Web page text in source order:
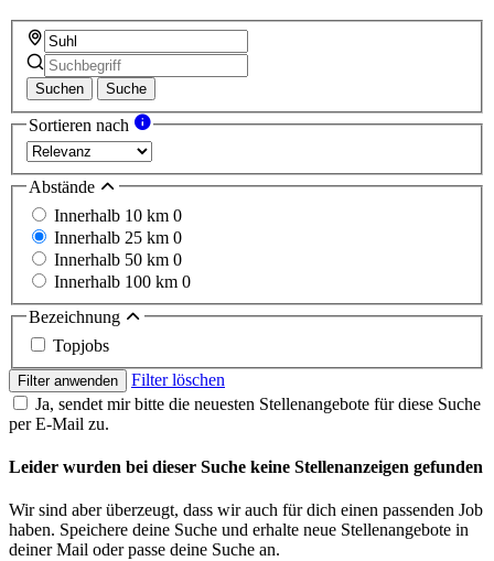
Suchen Suche
Sortieren nach
Abstände
Innerhalb 10 km 0
Innerhalb 25 km 0
Innerhalb 50 km 0
Innerhalb 100 km 0
Bezeichnung
Topjobs
Filter anwenden
Filter löschen
Ja, sendet mir bitte die neuesten Stellenangebote für diese Suche
per E-Mail zu.
Leider wurden bei dieser Suche keine Stellenanzeigen gefunden
Wir sind aber überzeugt, dass wir auch für dich einen passenden Job
haben. Speichere deine Suche und erhalte neue Stellenangebote in
deiner Mail oder passe deine Suche an.